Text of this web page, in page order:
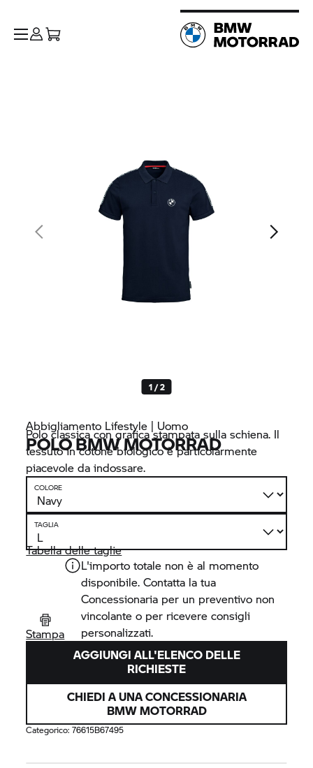
1 / 2
Abbigliamento Lifestyle | Uomo
POLOBMW MOTORRAD
Polo classica con grafica stampata sulla schiena. Il
tessuto in cotone biologico è particolarmente
piacevole da indossare.
COLORE
TAGLIA
Tabella delle taglie
Stampa
L'importo totale non è al momento
disponibile. Contatta la tua
Concessionaria per un preventivo non
vincolante o per ricevere consigli
personalizzati.
AGGIUNGI ALL'ELENCO DELLE
RICHIESTE
CHIEDI A UNA CONCESSIONARIA
BMW MOTORRAD
Categorico:76615B67495